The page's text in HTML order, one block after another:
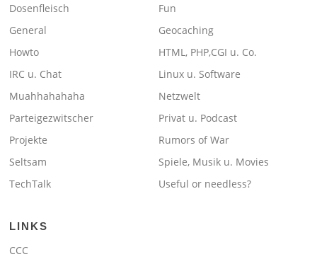
Dosenfleisch
Fun
General
Geocaching
Howto
HTML, PHP,CGI u. Co.
IRC u. Chat
Linux u. Software
Muahhahahaha
Netzwelt
Parteigezwitscher
Privat u. Podcast
Projekte
Rumors of War
Seltsam
Spiele, Musik u. Movies
TechTalk
Useful or needless?
LINKS
CCC